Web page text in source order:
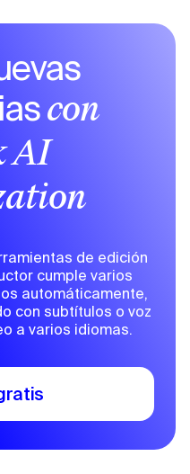
con
AI
de edición
cumple varios
automáticamente,
con subtítulos o voz
a varios idiomas.